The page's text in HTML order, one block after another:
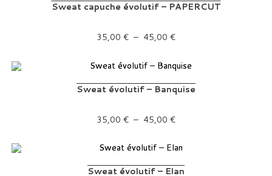
Sweat capuche évolutif – PAPERCUT
35,00 € – 45,00 €Plage de prix : 35,00 € à 45,00 €
Sweat évolutif – Banquise
35,00 € – 45,00 €Plage de prix : 35,00 € à 45,00 €
Sweat évolutif – Elan